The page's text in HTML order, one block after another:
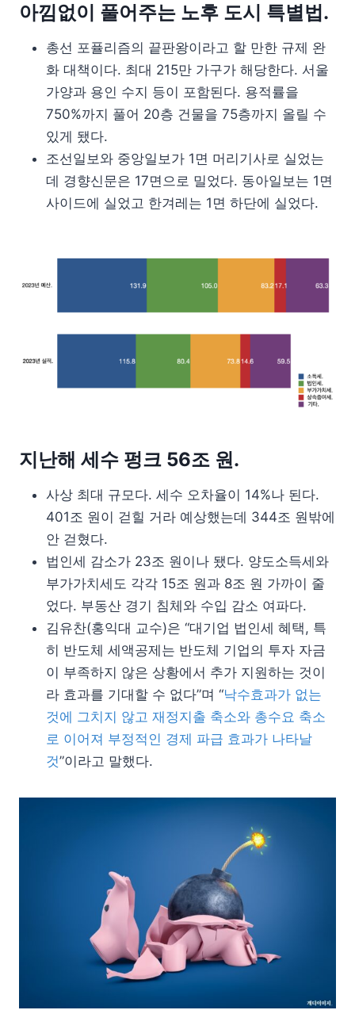
아낌없이 풀어주는 노후 도시 특별법.
총선 포퓰리즘의 끝판왕이라고 할 만한 규제 완
화 대책이다. 최대 215만 가구가 해당한다. 서울
가양과 용인 수지 등이 포함된다. 용적률을
750%까지 풀어 20층 건물을 75층까지 올릴 수
있게 됐다.
조선일보와 중앙일보가 1면 머리기사로 실었는
데 경향신문은 17면으로 밀었다. 동아일보는 1면
사이드에 실었고 한겨레는 1면 하단에 실었다.
지난해 세수 펑크 56조 원.
사상 최대 규모다. 세수 오차율이 14%나 된다.
401조 원이 걷힐 거라 예상했는데 344조 원밖에
안 걷혔다.
법인세 감소가 23조 원이나 됐다. 양도소득세와
부가가치세도 각각 15조 원과 8조 원 가까이 줄
었다. 부동산 경기 침체와 수입 감소 여파다.
김유찬(홍익대 교수)은 “대기업 법인세 혜택, 특
히 반도체 세액공제는 반도체 기업의 투자 자금
이 부족하지 않은 상황에서 추가 지원하는 것이
라 효과를 기대할 수 없다”며 “낙수효과가 없는
것에 그치지 않고 재정지출 축소와 총수요 축소
로 이어져 부정적인 경제 파급 효과가 나타날
것”이라고 말했다.